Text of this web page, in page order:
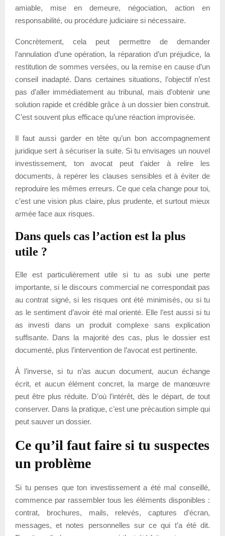
amiable, mise en demeure, négociation, action en
responsabilité, ou procédure judiciaire si nécessaire.
Concrètement, cela peut permettre de demander
l’annulation d’une opération, la réparation d’un préjudice, la
restitution de sommes versées, ou la remise en cause d’un
conseil inadapté. Dans certaines situations, l’objectif n’est
pas d’aller immédiatement au tribunal, mais d’obtenir une
solution rapide et crédible grâce à un dossier bien construit.
C’est souvent plus efficace qu’une réaction improvisée.
Il faut aussi garder en tête qu’un bon accompagnement
juridique sert à sécuriser la suite. Si tu envisages un nouvel
investissement, ton avocat peut t’aider à relire les
documents, à repérer les clauses sensibles et à éviter de
reproduire les mêmes erreurs. Ce que cela change pour toi,
c’est une vision plus claire, plus prudente, et surtout mieux
armée face aux risques.
Dans quels cas l’action est la plus
utile ?
Elle est particulièrement utile si tu as subi une perte
importante, si le discours commercial ne correspondait pas
au contrat signé, si les risques ont été minimisés, ou si tu
as le sentiment d’avoir été mal orienté. Elle l’est aussi si tu
as investi dans un produit complexe sans explication
suffisante. Dans la majorité des cas, plus le dossier est
documenté, plus l’intervention de l’avocat est pertinente.
À l’inverse, si tu n’as aucun document, aucun échange
écrit, et aucun élément concret, la marge de manœuvre
peut être plus réduite. D’où l’intérêt, dès le départ, de tout
conserver. Dans la pratique, c’est une précaution simple qui
peut sauver un dossier.
Ce qu’il faut faire si tu suspectes
un problème
Si tu penses que ton investissement a été mal conseillé,
commence par rassembler tous les éléments disponibles :
contrat, brochures, mails, relevés, captures d’écran,
messages, et notes personnelles sur ce qui t’a été dit.